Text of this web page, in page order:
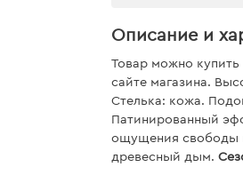
Описание и
Товар можно купить
сайте магазина.
Стелька: кожа.
Патинированный
ощущения свободы
древесный дым.